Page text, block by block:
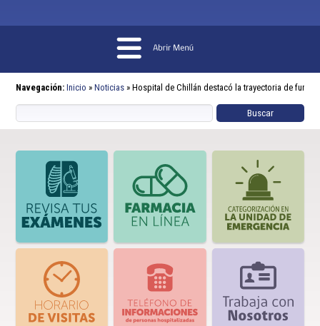
Navegación: Inicio » Noticias » Hospital de Chillán destacó la trayectoria de